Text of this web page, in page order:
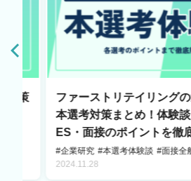
対策
ファーストリテイリング
本選考対策まとめ！体験
ES・面接のポイントを徹
#企業研究 #本選考体験談 #面接全
2024.11.28